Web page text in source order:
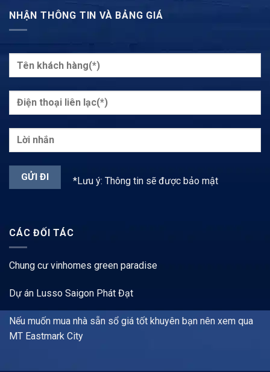
NHẬN THÔNG TIN VÀ BẢNG GIÁ
*Lưu ý: Thông tin sẽ được bảo mật
CÁC ĐỐI TÁC
Chung cư vinhomes green paradise
Dự án Lusso Saigon Phát Đạt
Nếu muốn mua nhà sẵn sổ giá tốt khuyên bạn nên xem qua
MT Eastmark City